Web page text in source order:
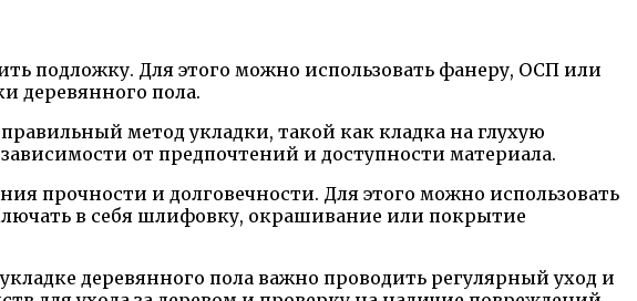
подложку. Для этого можно использовать фанеру, ОСП или
деревянного пола.
метод укладки, такой как кладка на глухую
от предпочтений и доступности материала.
прочности и долговечности. Для этого можно использовать
в себя шлифовку, окрашивание или покрытие
деревянного пола важно проводить регулярный уход и